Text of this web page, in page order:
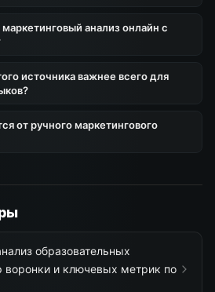
анализ онлайн с
источника важнее всего для
от ручного маркетингового
образовательных
воронки и ключевых метрик по